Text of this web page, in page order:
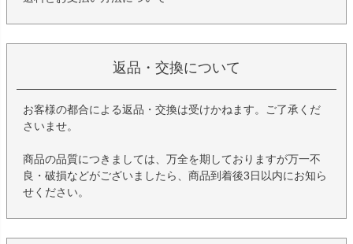
返品・交換について
お客様の都合による返品・交換は受けかねます。ご了承くだ
さいませ。
商品の品質につきましては、万全を期しておりますが万一不
良・破損などがございましたら、商品到着後3日以内にお知ら
せください。